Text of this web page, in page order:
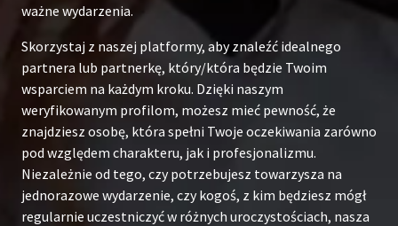
ważne wydarzenia.
Skorzystaj z naszej platformy, aby znaleźć idealnego
partnera lub partnerkę, który/która będzie Twoim
wsparciem na każdym kroku. Dzięki naszym
weryfikowanym profilom, możesz mieć pewność, że
znajdziesz osobę, która spełni Twoje oczekiwania zarówno
pod względem charakteru, jak i profesjonalizmu.
Niezależnie od tego, czy potrzebujesz towarzysza na
jednorazowe wydarzenie, czy kogoś, z kim będziesz mógł
regularnie uczestniczyć w różnych uroczystościach, nasza